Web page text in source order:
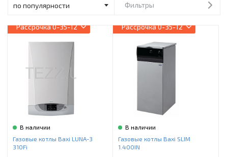
Фильтры
Рассрочка0-35-12
В наличии
Газовые котлы Baxi LUNA-3
310Fi
Рассрочка0-35-12
В наличии
Газовые котлы Baxi SLIM
1.400IN